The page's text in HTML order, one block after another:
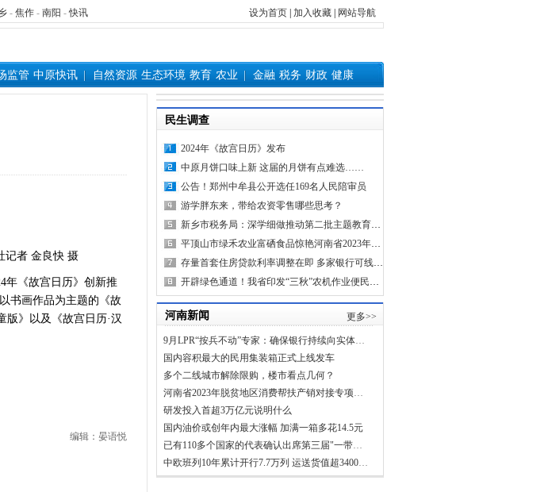
- 焦作 - 南阳 -快讯 设为首页 加入收藏 网站导航
监管 中原快讯 自然资源 生态环境 教育 农业 金融 税务 财政 健康
记者 金良快 摄
《故宫日历》创新推
书画作品为主题的《故
版》以及《故宫日历·汉
编辑：晏语悦
民生调查
2024年《故宫日历》发布
中原月饼口味上新 这届的月饼有点难选……
公告！郑州中牟县公开选任169名人民陪审员
游学胖东来，带给农资零售哪些思考？
新乡市税务局：深学细做推动第二批主题教育开好局起好步
平顶山市绿禾农业富硒食品惊艳河南省2023年脱贫地区消费帮扶产销对接专项现场会
存量首套住房贷款利率调整在即 多家银行可线上查询
开辟绿色通道！我省印发“三秋”农机作业便民服务措施
河南新闻 更多>>
9月LPR“按兵不动”专家：确保银行持续向实体经济减费让利
国内容积最大的民用集装箱正式上线发车
多个二线城市解除限购，楼市看点几何？
河南省2023年脱贫地区消费帮扶产销对接专项行动启动仪式在郑州举行
研发投入首超3万亿元说明什么
国内油价或创年内最大涨幅 加满一箱多花14.5元
已有110多个国家的代表确认出席第三届"一带一路"国际合作高峰论坛
中欧班列10年累计开行7.7万列 运送货值超3400亿美元